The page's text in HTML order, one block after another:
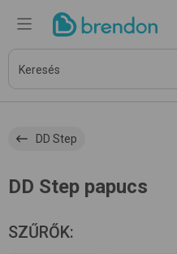
DD Step
DD Step papucs
SZŰRŐK: